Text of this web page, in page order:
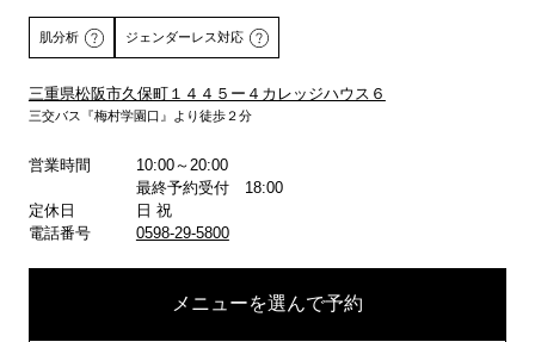
肌分析 ジェンダーレス対応
三重県松阪市久保町１４４５ー４カレッジハウス６
三交バス『梅村学園口』より徒歩２分
営業時間
10:00～20:00
最終予約受付 18:00
定休日
日 祝
電話番号
0598-29-5800
メニューを選んで予約